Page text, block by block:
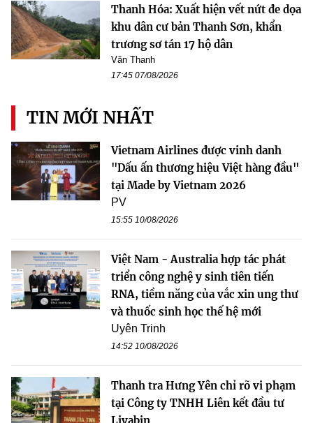
Thanh Hóa: Xuất hiện vết nứt đe dọa
khu dân cư bản Thanh Sơn, khẩn
trương sơ tán 17 hộ dân
Văn Thanh
17:45 07/08/2026
TIN MỚI NHẤT
Vietnam Airlines được vinh danh
"Dấu ấn thương hiệu Việt hàng đầu"
tại Made by Vietnam 2026
PV
15:55 10/08/2026
Việt Nam - Australia hợp tác phát
triển công nghệ y sinh tiên tiến
RNA, tiềm năng của vắc xin ung thư
và thuốc sinh học thế hệ mới
Uyên Trinh
14:52 10/08/2026
Thanh tra Hưng Yên chỉ rõ vi phạm
tại Công ty TNHH Liên kết đầu tư